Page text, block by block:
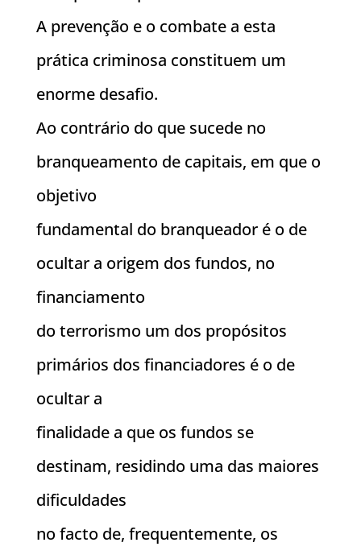
A prevenção e o combate a esta
prática criminosa constituem um
enorme desafio.
Ao contrário do que sucede no
branqueamento de capitais, em que o
objetivo
fundamental do branqueador é o de
ocultar a origem dos fundos, no
financiamento
do terrorismo um dos propósitos
primários dos financiadores é o de
ocultar a
finalidade a que os fundos se
destinam, residindo uma das maiores
dificuldades
no facto de, frequentemente, os